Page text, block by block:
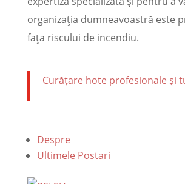
organizația dumneavoastră este
fața riscului de incendiu.
Curățare hote profesionale și
Despre
Ultimele Postari